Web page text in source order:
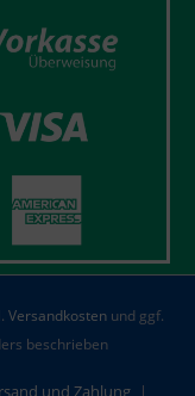
Versandkosten und ggf.
beschrieben
und Zahlung